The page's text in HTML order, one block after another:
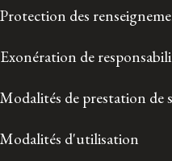
Protection des
Exonération de
Modalités de prestation de
Modalités d'utilisation